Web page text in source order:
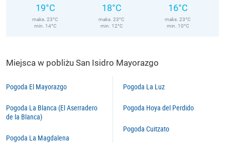
19°C
maks. 23°C
min. 14°C
18°C
maks. 23°C
min. 12°C
16°C
maks. 23°C
min. 10°C
Miejsca w pobliżu San Isidro Mayorazgo
Pogoda El Mayorazgo
Pogoda La Blanca (El Aserradero
de la Blanca)
Pogoda La Magdalena
Pogoda La Luz
Pogoda Hoya del Perdido
Pogoda Cuitzato